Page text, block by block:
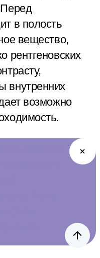
Перед
в полость
вещество,
рентгеновских
внутренних
возможно
способ
высокого